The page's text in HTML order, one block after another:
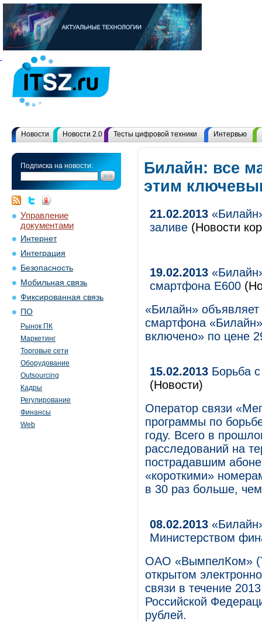
Новости Новости 2.0 Тесты цифровой техники Интервью
Подписка на новости:
Управление
документами
Интернет
Интеграция
Безопасность
Мобильная связь
Фиксированная связь
ПО
Рынок ПК
Маркетинг
Торговые сети
Оборудование
Outsourcing
Кадры
Регулирование
Финансы
Web
Билайн: все
этим
21.02.2013
заливе (Новости
19.02.2013
смартфона Е600
«Билайн»
смартфона
включено» по цене
15.02.2013 Борьба
(Новости)
Оператор связи
программы по
году. Всего в
расследований на
пострадавшим
«короткими»
в 30 раз больше,
08.02.2013
Министерством
ОАО «ВымпелКом»
открытом
связи в течение
Российской
рублей.